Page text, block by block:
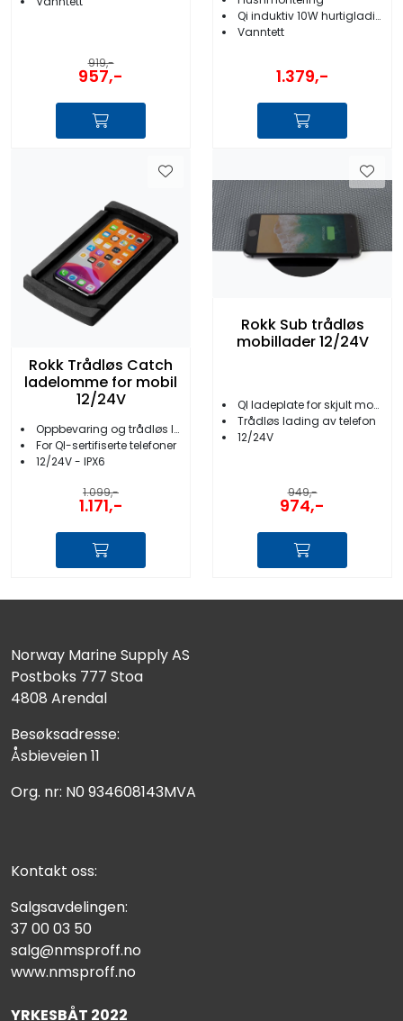
919,-
957,-
Qi induktiv 10W hurtiglading
Vanntett
1.379,-
Rokk Trådløs Catch
ladelomme for mobil
12/24V
Oppbevaring og trådløs lading
For QI-sertifiserte telefoner
12/24V - IPX6
1.099,-
1.171,-
Rokk Sub trådløs
mobillader 12/24V
QI ladeplate for skjult montasje
Trådløs lading av telefon
12/24V
949,-
974,-
Norway Marine Supply AS
Postboks 777 Stoa
4808 Arendal
Besøksadresse:
Åsbieveien 11
Org. nr: N0 934608143MVA
Kontakt oss:
Salgsavdelingen:
37 00 03 50
salg@nmsproff.no
www.nmsproff.no
YRKESBÅT 2022